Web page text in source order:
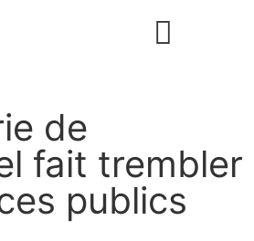
de
fait trembler
publics